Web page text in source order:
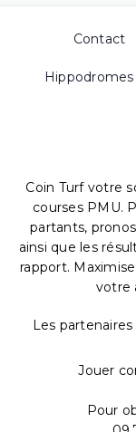
Contact
Hippodromes
Coin Turf votre
courses PMU.
partants,
ainsi que les
rapport.
votre
Les partenaires
Jouer
Pour